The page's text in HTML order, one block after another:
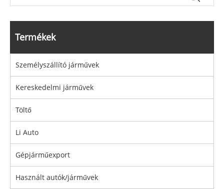
Termékek
Személyszállító járművek
Kereskedelmi járművek
Töltő
Li Auto
Gépjárműexport
Használt autók/járművek